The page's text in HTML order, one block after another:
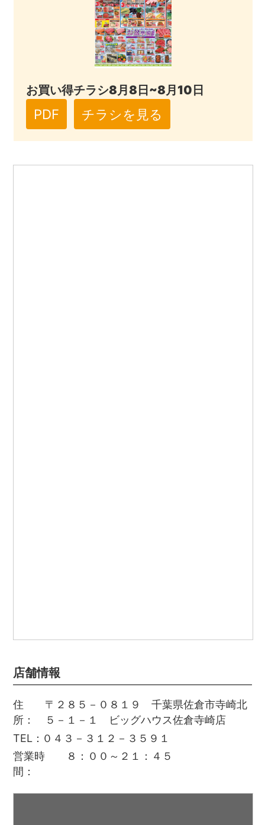
お買い得チラシ8月8日~8月10日
PDF チラシを見る
店舗情報
住
所
〒２８５－０８１９ 千葉県佐倉市寺崎北
５－１－１ ビッグハウス佐倉寺崎店
TEL
０４３－３１２－３５９１
営業時
間
８：００～２１：４５